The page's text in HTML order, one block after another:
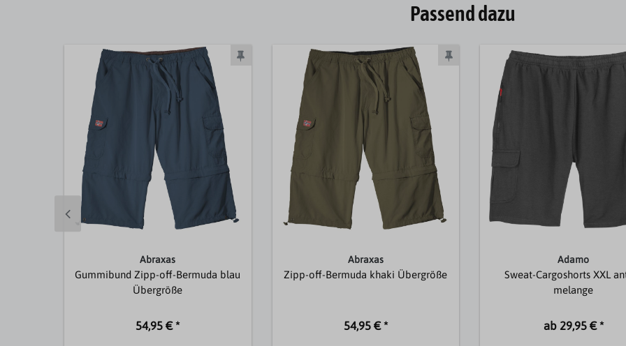
Passend dazu
Abraxas
Gummibund Zipp-off-Bermuda blau
Übergröße
54,95 € *
Abraxas
Zipp-off-Bermuda khaki Übergröße
54,95 € *
Adamo
Sweat-Cargoshorts XXL
melange
ab 29,95 € *